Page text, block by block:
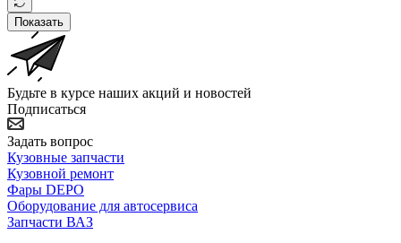
Показать
Будьте в курсе наших акций и новостей
Подписаться
Задать вопрос
Кузовные запчасти
Кузовной ремонт
Фары DEPO
Оборудование для автосервиса
Запчасти ВАЗ